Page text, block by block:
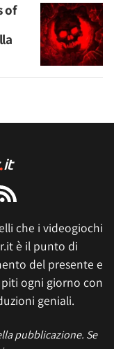
of
che i videogiochi
è il punto di
del presente e
ogni giorno con
geniali.
pubblicazione. Se